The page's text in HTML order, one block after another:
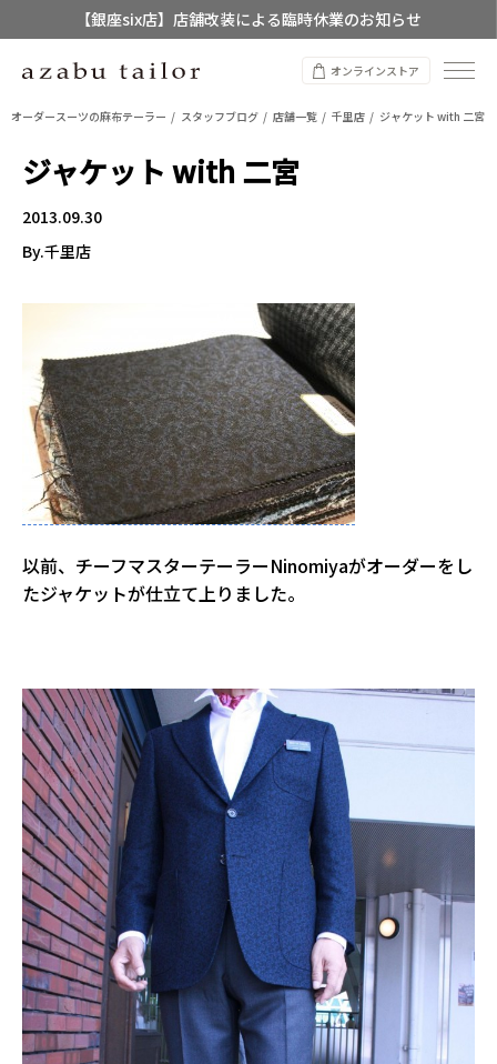
【銀座six店】店舗改装による臨時休業のお知らせ
【店舗限定】レディースオーダースーツ
オンラインストア
オーダースーツの麻布テーラー スタッフブログ 店舗一覧 千里店 ジャケット with 二宮
ジャケット with 二宮
2013.09.30
By.千里店
以前、チーフマスターテーラーNinomiyaがオーダーをし
たジャケットが仕立て上りました。